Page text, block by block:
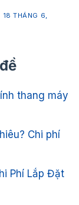
18 THÁNG 6,
thang máy
Chi phí
Phí Lắp Đặt